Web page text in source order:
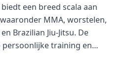
een breed scala aan
MMA, worstelen,
Brazilian Jiu-Jitsu. De
training en